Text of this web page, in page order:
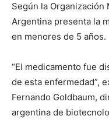
Según la Organización
Argentina presenta la
en menores de 5 años.
“El medicamento fue
de esta enfermedad”,
Fernando Goldbaum,
argentina de